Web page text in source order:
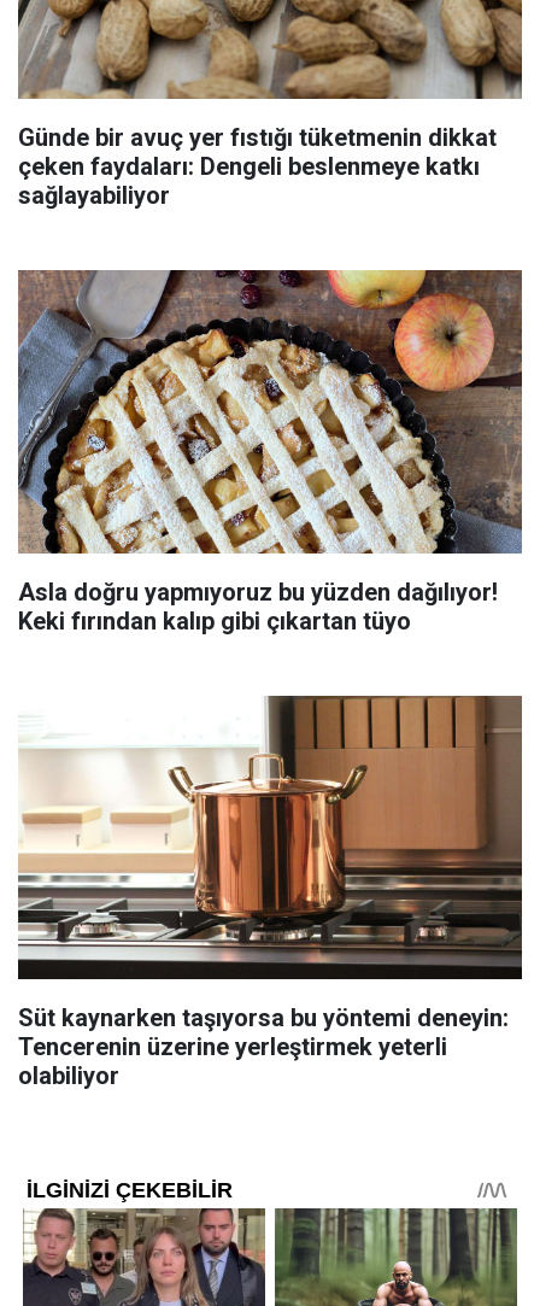
Günde bir avuç yer fıstığı tüketmenin dikkat
çeken faydaları: Dengeli beslenmeye katkı
sağlayabiliyor
Asla doğru yapmıyoruz bu yüzden dağılıyor!
Keki fırından kalıp gibi çıkartan tüyo
Süt kaynarken taşıyorsa bu yöntemi deneyin:
Tencerenin üzerine yerleştirmek yeterli
olabiliyor